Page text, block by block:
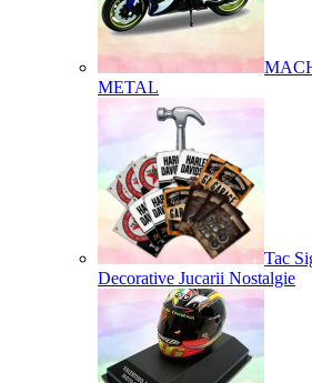
METAL
Tac
Decorative Jucarii Nostalgie